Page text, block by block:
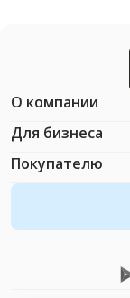
О компании
Для бизнеса
Покупателю